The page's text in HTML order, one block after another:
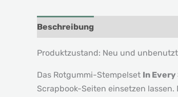
Beschreibung
Produktzustand: Neu und
Das Rotgummi-Stempelset In Every
Scrapbook-Seiten einsetzen